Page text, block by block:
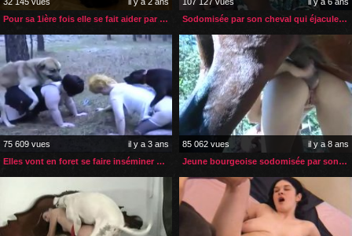
Pour sa 1ière fois elle se fait aider par sa copine zoophile
Sodomisée par son cheval qui éjacule dans son cul
75 609 vues
il y a 3 ans
Elles vont en foret se faire inséminer par les chiens du voisin
85 062 vues
il y a 8 ans
Jeune bourgeoise sodomisée par son nouvel étalon